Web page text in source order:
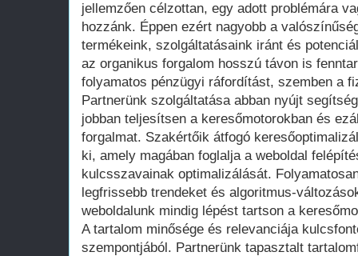
jellemzően célzottan, egy adott problémára
hozzánk. Éppen ezért nagyobb a
termékeink, szolgáltatásaink iránt és
az organikus forgalom hosszú távon is
folyamatos pénzügyi ráfordítást, szemben a
Partnerünk szolgáltatása abban nyújt
jobban teljesítsen a keresőmotorokban és
forgalmat. Szakértőik átfogó
ki, amely magában foglalja a weboldal
kulcsszavainak optimalizálását.
legfrissebb trendeket és algoritmus-
weboldalunk mindig lépést tartson a
A tartalom minősége és relevanciája
szempontjából. Partnerünk tapasztalt